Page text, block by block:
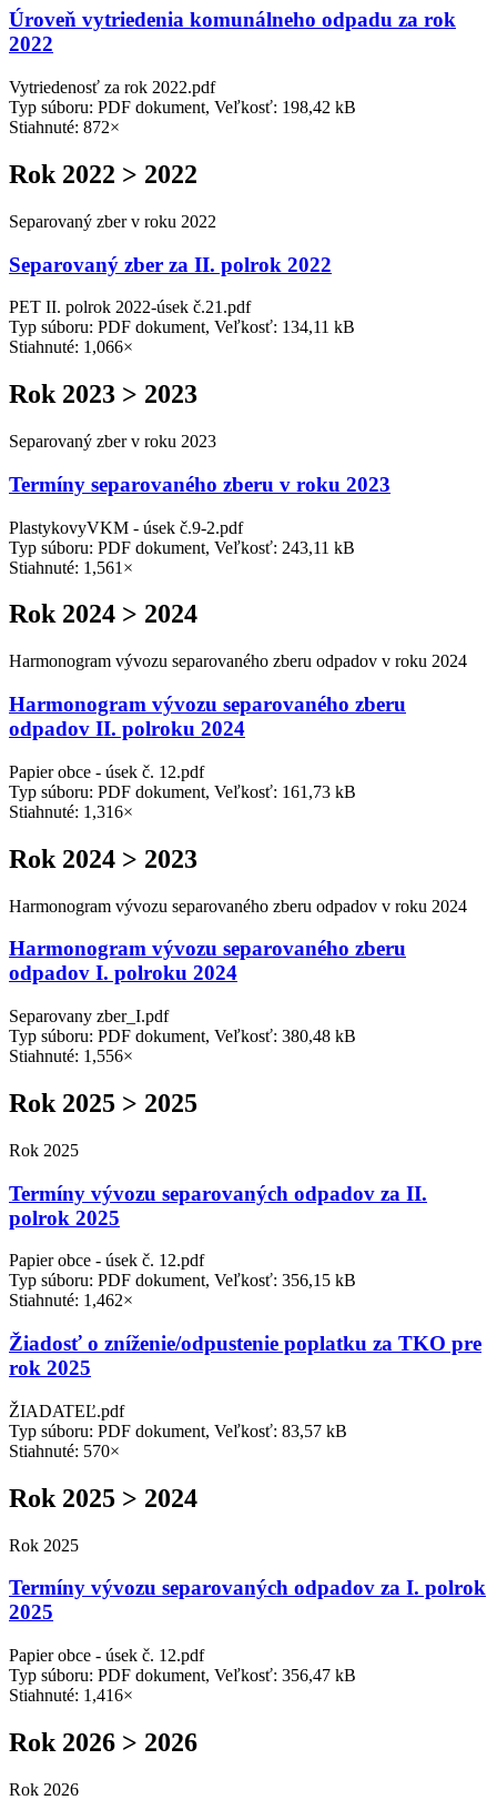
Úroveň vytriedenia komunálneho odpadu za rok
2022
Vytriedenosť za rok 2022.pdf
Typ súboru: PDF dokument, Veľkosť: 198,42 kB
Stiahnuté: 872×
Rok 2022 > 2022
Separovaný zber v roku 2022
Separovaný zber za II. polrok 2022
PET II. polrok 2022-úsek č.21.pdf
Typ súboru: PDF dokument, Veľkosť: 134,11 kB
Stiahnuté: 1,066×
Rok 2023 > 2023
Separovaný zber v roku 2023
Termíny separovaného zberu v roku 2023
PlastykovyVKM - úsek č.9-2.pdf
Typ súboru: PDF dokument, Veľkosť: 243,11 kB
Stiahnuté: 1,561×
Rok 2024 > 2024
Harmonogram vývozu separovaného zberu odpadov v roku 2024
Harmonogram vývozu separovaného zberu
odpadov II. polroku 2024
Papier obce - úsek č. 12.pdf
Typ súboru: PDF dokument, Veľkosť: 161,73 kB
Stiahnuté: 1,316×
Rok 2024 > 2023
Harmonogram vývozu separovaného zberu odpadov v roku 2024
Harmonogram vývozu separovaného zberu
odpadov I. polroku 2024
Separovany zber_I.pdf
Typ súboru: PDF dokument, Veľkosť: 380,48 kB
Stiahnuté: 1,556×
Rok 2025 > 2025
Rok 2025
Termíny vývozu separovaných odpadov za II.
polrok 2025
Papier obce - úsek č. 12.pdf
Typ súboru: PDF dokument, Veľkosť: 356,15 kB
Stiahnuté: 1,462×
Žiadosť o zníženie/odpustenie poplatku za TKO pre
rok 2025
ŽIADATEĽ.pdf
Typ súboru: PDF dokument, Veľkosť: 83,57 kB
Stiahnuté: 570×
Rok 2025 > 2024
Rok 2025
Termíny vývozu separovaných odpadov za I. polrok
2025
Papier obce - úsek č. 12.pdf
Typ súboru: PDF dokument, Veľkosť: 356,47 kB
Stiahnuté: 1,416×
Rok 2026 > 2026
Rok 2026